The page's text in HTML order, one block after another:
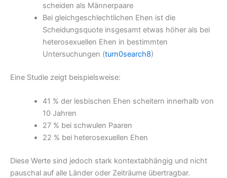
scheiden als Männerpaare
Bei gleichgeschlechtlichen Ehen ist die
Scheidungsquote insgesamt etwas höher als bei
heterosexuellen Ehen in bestimmten
Untersuchungen (turn0search8)
Eine Studie zeigt beispielsweise:
41 % der lesbischen Ehen scheitern innerhalb von
10 Jahren
27 % bei schwulen Paaren
22 % bei heterosexuellen Ehen
Diese Werte sind jedoch stark kontextabhängig und nicht
pauschal auf alle Länder oder Zeiträume übertragbar.